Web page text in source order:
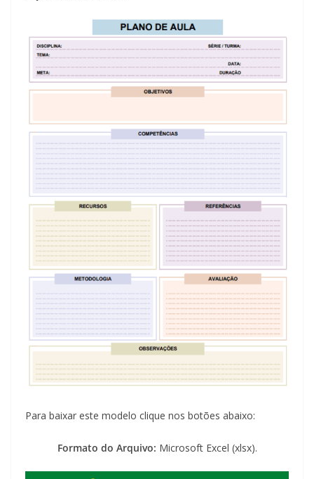
Para baixar este modelo clique nos botões abaixo:
Formato do Arquivo: Microsoft Excel (xlsx).